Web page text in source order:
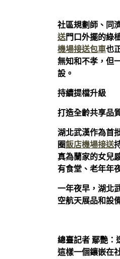
社區規劃師、同
送門口外擺的綠
機場接送包車也
無知和不孝，但
設。
持續提檔升級
打造全齡共享品
湖北武漢作為首
圈飯店機場接送
真為蘭家的女兒
有食堂、老年年
一年夜早，湖北
空航天展品和設
總臺記者 鄢艷：
這樣一個鑲嵌在